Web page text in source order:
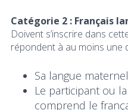
Catégorie 2 : Français
Doivent s’inscrire dans
répondent à au moins une
Sa langue
Le participant ou
comprend le